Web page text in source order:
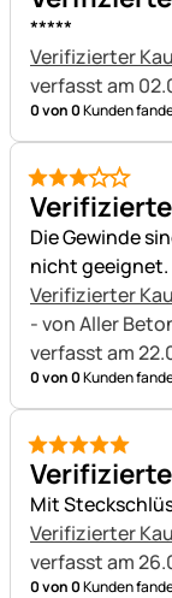
*****
Verifizierter
verfasst am
0 von 0Kunden
3 von 5
Die Gewinde
nicht geeignet.
Verifizierter
- von Aller
verfasst am
0 von 0Kunden
5 von 5
Mit
Verifizierter
verfasst am
0 von 0Kunden